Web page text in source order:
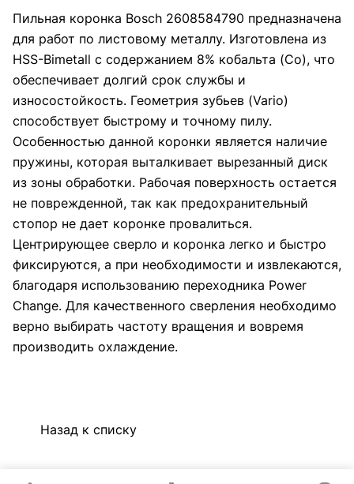
Пильная коронка Bosch 2608584790 предназначена
для работ по листовому металлу. Изготовлена из
HSS-Bimetall с содержанием 8% кобальта (Со), что
обеспечивает долгий срок службы и
износостойкость. Геометрия зубьев (Vario)
способствует быстрому и точному пилу.
Особенностью данной коронки является наличие
пружины, которая выталкивает вырезанный диск
из зоны обработки. Рабочая поверхность остается
не поврежденной, так как предохранительный
стопор не дает коронке провалиться.
Центрирующее сверло и коронка легко и быстро
фиксируются, а при необходимости и извлекаются,
благодаря использованию переходника Power
Change. Для качественного сверления необходимо
верно выбирать частоту вращения и вовремя
производить охлаждение.
Назад к списку